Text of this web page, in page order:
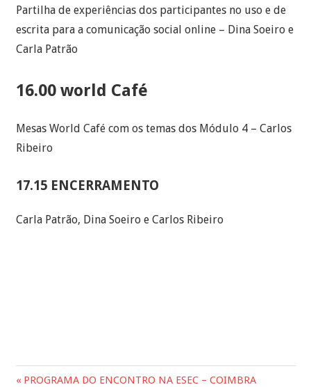
Partilha de experiências dos participantes no uso e de
escrita para a comunicação social online – Dina Soeiro e
Carla Patrão
16.00 world Café
Mesas World Café com os temas dos Módulo 4 – Carlos
Ribeiro
17.15 ENCERRAMENTO
Carla Patrão, Dina Soeiro e Carlos Ribeiro
Previous
PROGRAMA DO ENCONTRO NA ESEC – COIMBRA